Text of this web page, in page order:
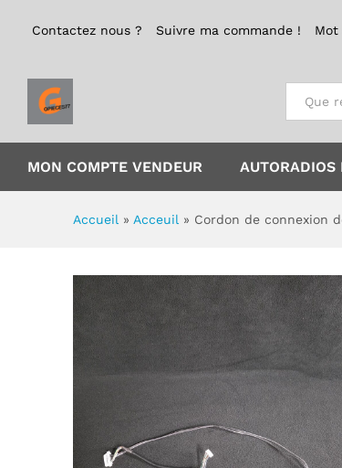
Contactez nous ? Suivre ma commande ! Mot
Tout
MON COMPTE VENDEUR AUTORADIOS
Accueil» Acceuil» Cordon de connexion
Description